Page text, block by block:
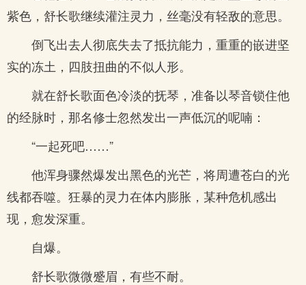
紫色，舒长歌继续灌注灵力，丝毫没有轻敌的意思。
倒飞出去人彻底失去了抵抗能力，重重的嵌进坚
实的冻土，四肢扭曲的不似人形。
就在舒长歌面色冷淡的抚琴，准备以琴音锁住他
的经脉时，那名修士忽然发出一声低沉的呢喃：
“一起死吧……”
他浑身骤然爆发出黑色的光芒，将周遭苍白的光
线都吞噬。狂暴的灵力在体内膨胀，某种危机感出
现，愈发深重。
自爆。
舒长歌微微蹙眉，有些不耐。